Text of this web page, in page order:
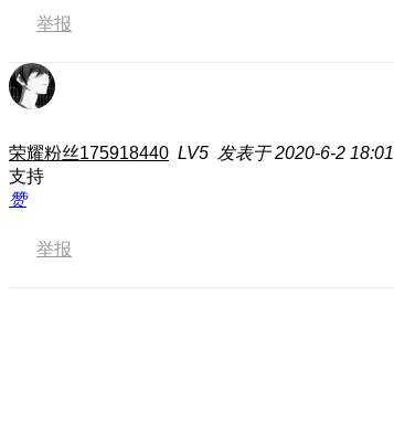
举报
荣耀粉丝175918440 LV5 发表于 2020-6-2 18:01
支持
赞
举报